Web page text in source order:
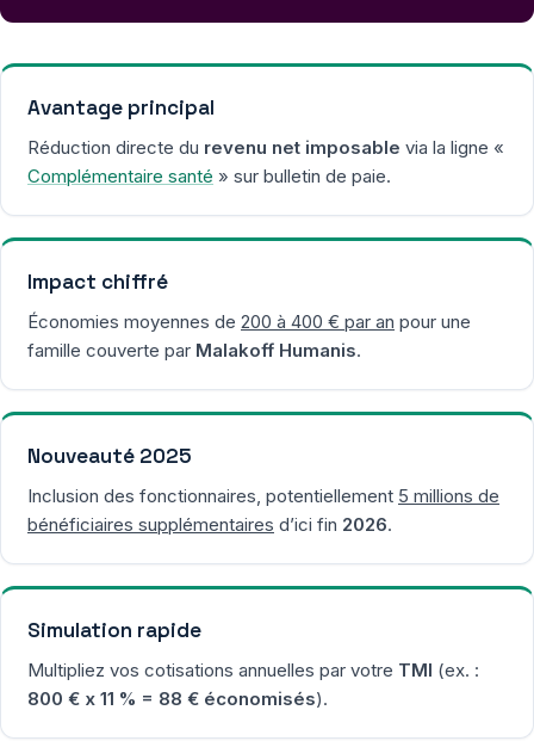
Avantage principal
Réduction directe du revenu net imposable via la ligne «
Complémentaire santé » sur bulletin de paie.
Impact chiffré
Économies moyennes de 200 à 400 € par an pour une
famille couverte par Malakoff Humanis.
Nouveauté 2025
Inclusion des fonctionnaires, potentiellement 5 millions de
bénéficiaires supplémentaires d’ici fin 2026.
Simulation rapide
Multipliez vos cotisations annuelles par votre TMI (ex. :
800 € x 11 % = 88 € économisés).